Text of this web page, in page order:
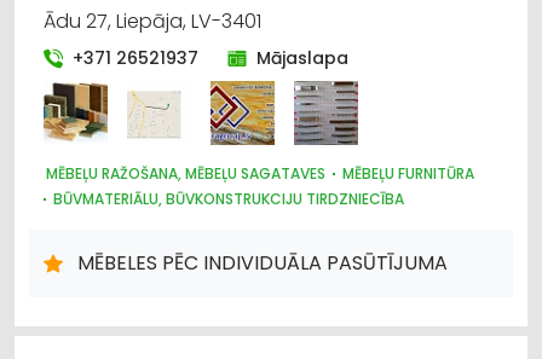
Ādu 27, Liepāja, LV-3401
+371 26521937 Mājaslapa
MĒBEĻU RAŽOŠANA, MĒBEĻU SAGATAVES
MĒBEĻU FURNITŪRA
BŪVMATERIĀLU, BŪVKONSTRUKCIJU TIRDZNIECĪBA
MĒBELES PĒC INDIVIDUĀLA PASŪTĪJUMA